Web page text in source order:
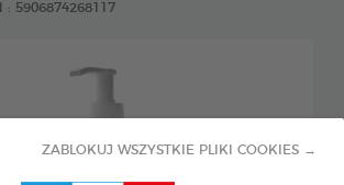
ZABLOKUJ WSZYSTKIE PLIKI COOKIES →
: 5906874268117